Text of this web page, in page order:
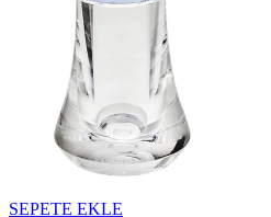
SEPETE EKLE